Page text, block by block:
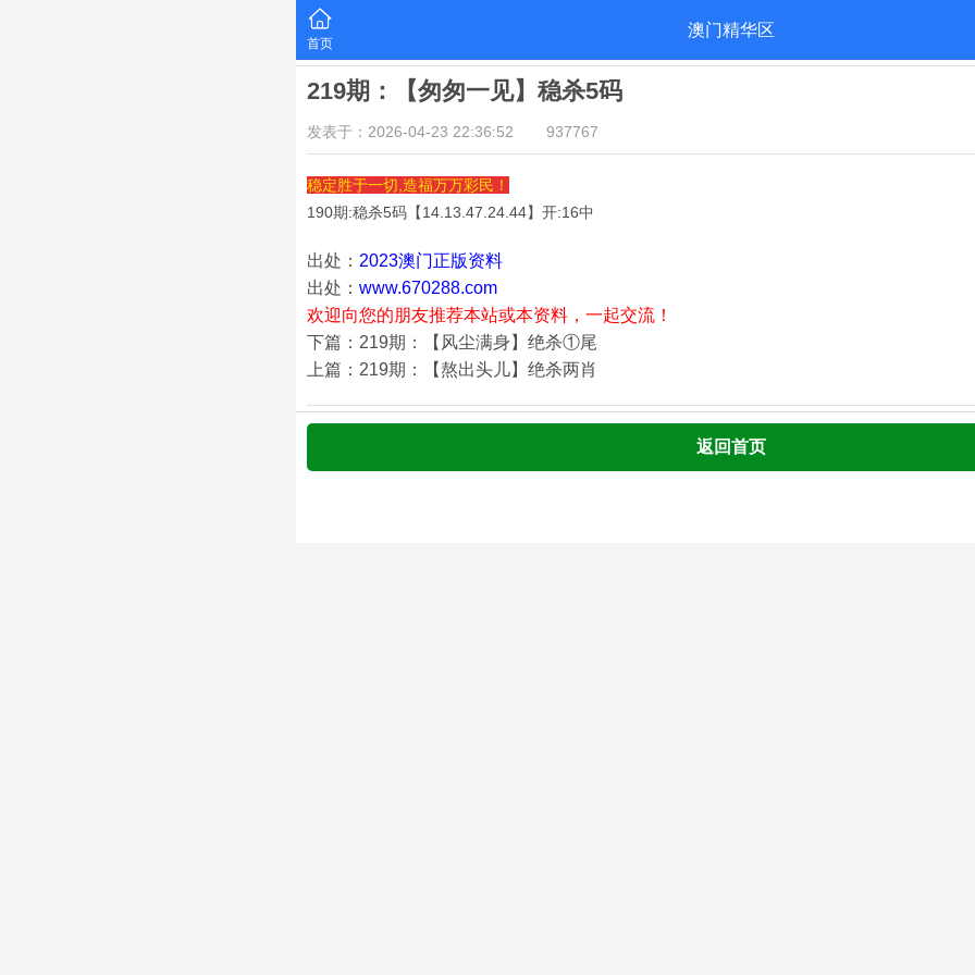
首页
澳门精华区
219期：【匆匆一见】稳杀5码
发表于：2026-04-23 22:36:52 937767
稳定胜于一切,造福万万彩民！
190期:稳杀5码【14.13.47.24.44】开:16中
出处： 2023澳门正版资料
出处： www.670288.com
欢迎向您的朋友推荐本站或本资料，一起交流！
下篇：219期：【风尘满身】绝杀①尾
上篇：219期：【熬出头儿】绝杀两肖
返回首页